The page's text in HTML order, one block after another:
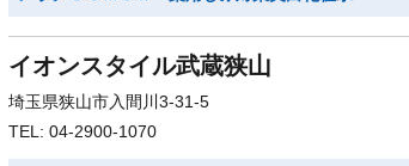
イオンスタイル武蔵狭山
埼玉県狭山市入間川3-31-5
TEL: 04-2900-1070